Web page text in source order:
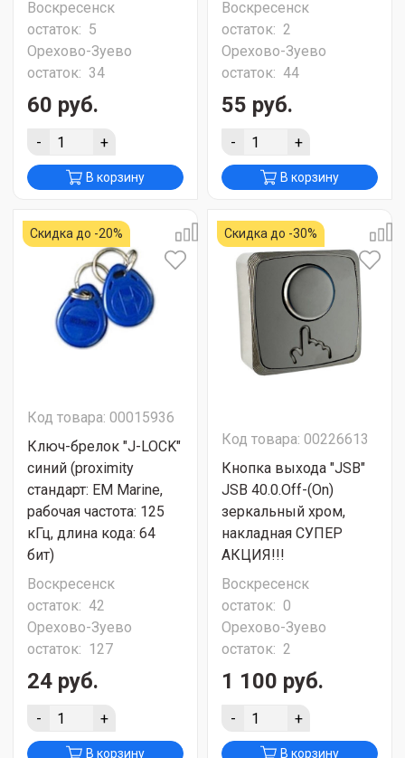
Воскресенск
остаток: 5
Орехово-Зуево
остаток: 34
60 руб.
- +
В корзину
Воскресенск
остаток: 2
Орехово-Зуево
остаток: 44
55 руб.
- +
В корзину
Скидка до -20%
Код товара: 00015936
Ключ-брелок "J-LOCK"
синий (proximity
стандарт: EM Marine,
рабочая частота: 125
кГц, длина кода: 64
бит)
Воскресенск
остаток: 42
Орехово-Зуево
остаток: 127
24 руб.
- +
В корзину
Скидка до -30%
Код товара: 00226613
Кнопка выхода "JSB"
JSB 40.0.Off-(On)
зеркальный хром,
накладная СУПЕР
АКЦИЯ!!!
Воскресенск
остаток: 0
Орехово-Зуево
остаток: 2
1 100 руб.
- +
В корзину